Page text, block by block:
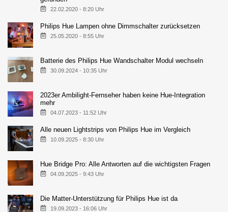
22.02.2020 - 8:20 Uhr
Philips Hue Lampen ohne Dimmschalter zurücksetzen
25.05.2020 - 8:55 Uhr
Batterie des Philips Hue Wandschalter Modul wechseln
30.09.2024 - 10:35 Uhr
2023er Ambilight-Fernseher haben keine Hue-Integration
mehr
04.07.2023 - 11:52 Uhr
Alle neuen Lightstrips von Philips Hue im Vergleich
10.09.2025 - 8:30 Uhr
Hue Bridge Pro: Alle Antworten auf die wichtigsten Fragen
04.09.2025 - 9:43 Uhr
Die Matter-Unterstützung für Philips Hue ist da
19.09.2023 - 16:06 Uhr